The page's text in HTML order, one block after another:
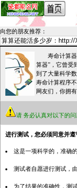
向您的朋友推荐 ：
寿命计算器是
算器”，它曾受
到了大量科学
寿命计算程序
网友们，你拥
请 务必认真对以下的问
进行测试，您必须同意并遵
这是一项科学的，准确
测试者自愿进行测试，
为了结果的准确性，测